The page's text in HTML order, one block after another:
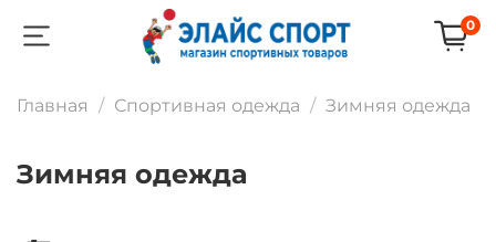
0
Главная Спортивная одежда Зимняя одежда
Зимняя одежда